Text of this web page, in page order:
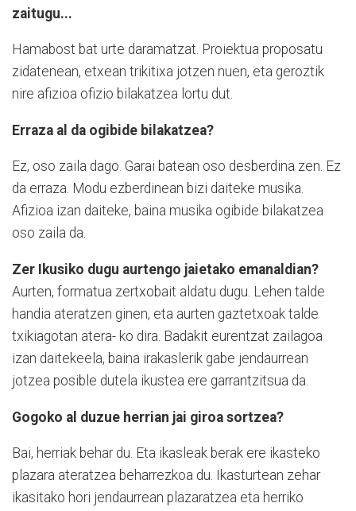
zaitugu...
Hamabost bat urte daramatzat. Proiektua proposatu
zidatenean, etxean trikitixa jotzen nuen, eta geroztik
nire afizioa ofizio bilakatzea lortu dut.
Erraza al da ogibide bilakatzea?
Ez, oso zaila dago. Garai batean oso desberdina zen. Ez
da erraza. Modu ezberdinean bizi daiteke musika.
Afizioa izan daiteke, baina musika ogibide bilakatzea
oso zaila da.
Zer Ikusiko dugu aurtengo jaietako emanaldian?
Aurten, formatua zertxobait aldatu dugu. Lehen talde
handia ateratzen ginen, eta aurten gaztetxoak talde
txikiagotan atera- ko dira. Badakit eurentzat zailagoa
izan daitekeela, baina irakaslerik gabe jendaurrean
jotzea posible dutela ikustea ere garrantzitsua da.
Gogoko al duzue herrian jai giroa sortzea?
Bai, herriak behar du. Eta ikasleak berak ere ikasteko
plazara ateratzea beharrezkoa du. Ikasturtean zehar
ikasitako hori jendaurrean plazaratzea eta herriko